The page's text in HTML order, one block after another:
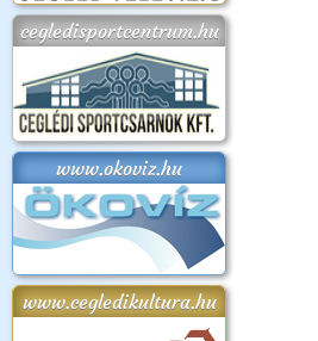
cegledisportcentrum.hu
www.okoviz.hu
www.cegledikultura.hu